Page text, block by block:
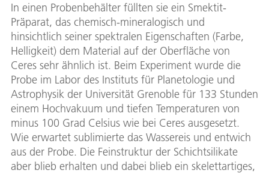
In einen Probenbehälter füllten sie ein Smektit-
Präparat, das chemisch-mineralogisch und
hinsichtlich seiner spektralen Eigenschaften (Farbe,
Helligkeit) dem Material auf der Oberfläche von
Ceres sehr ähnlich ist. Beim Experiment wurde die
Probe im Labor des Instituts für Planetologie und
Astrophysik der Universität Grenoble für 133 Stunden
einem Hochvakuum und tiefen Temperaturen von
minus 100 Grad Celsius wie bei Ceres ausgesetzt.
Wie erwartet sublimierte das Wassereis und entwich
aus der Probe. Die Feinstruktur der Schichtsilikate
aber blieb erhalten und dabei blieb ein skelettartiges,